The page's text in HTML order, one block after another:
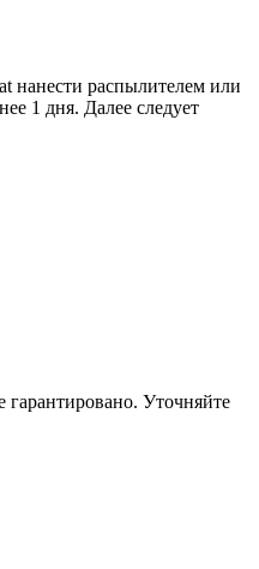
нанести распылителем или
1 дня. Далее следует
гарантировано. Уточняйте